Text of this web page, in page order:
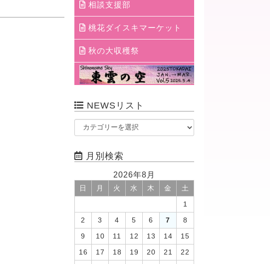
相談支援部
桃花ダイスキマーケット
秋の大収穫祭
NEWSリスト
月別検索
2026年8月
日 月 火 水 木 金 土
1
2 3 4 5 6 7 8
9 10 11 12 13 14 15
16 17 18 19 20 21 22